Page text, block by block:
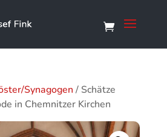
Synagogen / Schätze
in Chemnitzer Kirchen